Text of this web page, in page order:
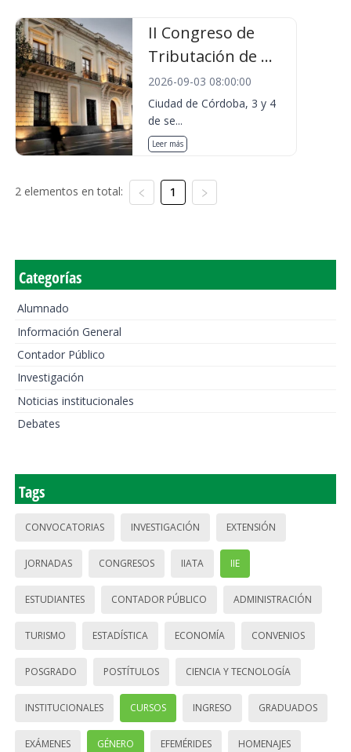
II Congreso de
Tributación de ...
2026-09-03 08:00:00
Ciudad de Córdoba, 3 y 4
de se...
Leer más
2 elementos en total: 1
Categorías
Alumnado
Información General
Contador Público
Investigación
Noticias institucionales
Debates
Tags
CONVOCATORIAS INVESTIGACIÓN EXTENSIÓN
JORNADAS CONGRESOS IIATA IIE
ESTUDIANTES CONTADOR PÚBLICO ADMINISTRACIÓN
TURISMO ESTADÍSTICA ECONOMÍA CONVENIOS
POSGRADO POSTÍTULOS CIENCIA Y TECNOLOGÍA
INSTITUCIONALES CURSOS INGRESO GRADUADOS
EXÁMENES GÉNERO EFEMÉRIDES HOMENAJES